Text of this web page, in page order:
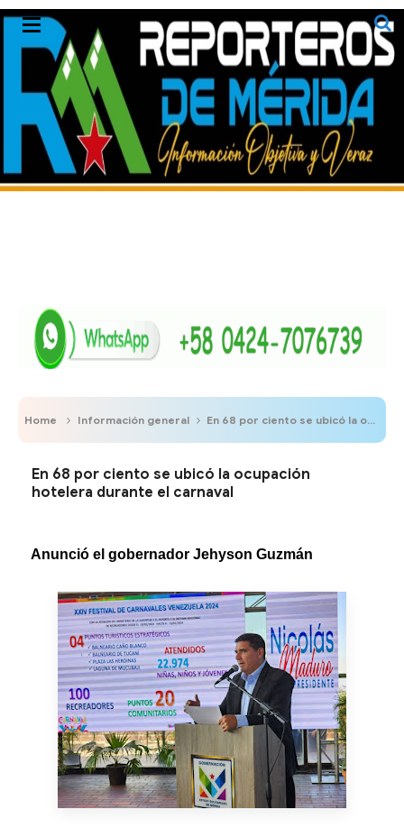
Home Información general En 68 por ciento se ubicó la ocupación hotelera durante el carnaval
En 68 por ciento se ubicó la ocupación
hotelera durante el carnaval
Anunció el gobernador Jehyson Guzmán